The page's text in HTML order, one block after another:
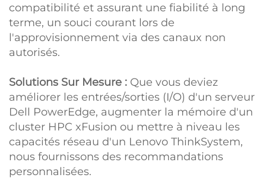
compatibilité et assurant une fiabilité à long
terme, un souci courant lors de
l'approvisionnement via des canaux non
autorisés.
Solutions Sur Mesure : Que vous deviez
améliorer les entrées/sorties (I/O) d'un serveur
Dell PowerEdge, augmenter la mémoire d'un
cluster HPC xFusion ou mettre à niveau les
capacités réseau d'un Lenovo ThinkSystem,
nous fournissons des recommandations
personnalisées.